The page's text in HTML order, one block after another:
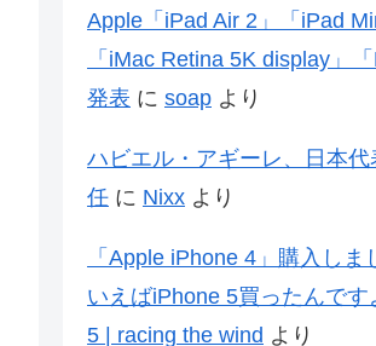
Apple「iPad Air 2」「iPad
「iMac Retina 5K display」「
発表 に soap より
ハビエル・アギーレ、日本
任 に Nixx より
「Apple iPhone 4」購入しま
いえばiPhone 5買ったんです
5 | racing the wind より